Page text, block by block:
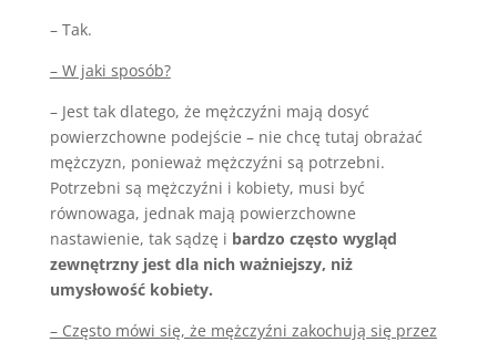
– Tak.
– W jaki sposób?
– Jest tak dlatego, że mężczyźni mają dosyć
powierzchowne podejście – nie chcę tutaj obrażać
mężczyzn, ponieważ mężczyźni są potrzebni.
Potrzebni są mężczyźni i kobiety, musi być
równowaga, jednak mają powierzchowne
nastawienie, tak sądzę i bardzo często wygląd
zewnętrzny jest dla nich ważniejszy, niż
umysłowość kobiety.
– Często mówi się, że mężczyźni zakochują się przez